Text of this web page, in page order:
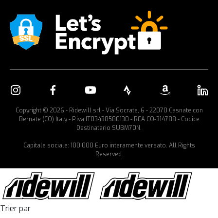
Copyright © 2026 - Ridewill srl - Via Socrate, 6 - 22070 Casnate con
Bernate (CO) Italy - P.iva IT03438580130 - REA CO-314788 - Codice
Destinatario SUBM70N.
Capitale sociale: 100.000 Euro interamente versato. All Rights
Reserved.
Trier par